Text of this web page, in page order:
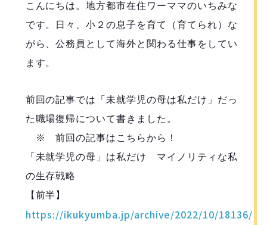
こんにちは。地方都市在住ワーママのいちみな
です。日々、小２の息子を育て（育てられ）な
がら、公務員として海外と関わる仕事をしてい
ます。
前回の記事では「未就学児の母は私だけ」だっ
た職場復帰について書きました。
※ 前回の記事はこちらから！
「未就学児の母」は私だけ マイノリティな私
の生存戦略
【前半】
https://ikukyumba.jp/archive/2022/10/18136/